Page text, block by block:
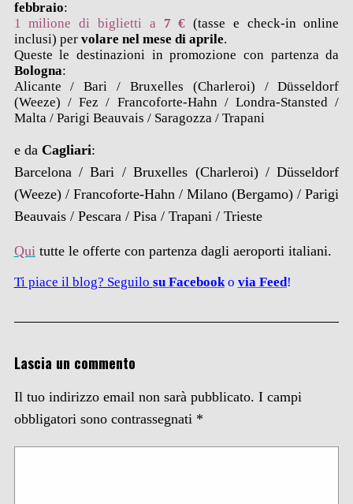
febbraio:
1 milione di biglietti a 7 € (tasse e check-in online
inclusi) per volare nel mese di aprile.
Queste le destinazioni in promozione con partenza da
Bologna:
Alicante / Bari / Bruxelles (Charleroi) / Düsseldorf
(Weeze) / Fez / Francoforte-Hahn / Londra-Stansted /
Malta / Parigi Beauvais / Saragozza / Trapani
e da Cagliari:
Barcelona / Bari / Bruxelles (Charleroi) / Düsseldorf
(Weeze) / Francoforte-Hahn / Milano (Bergamo) / Parigi
Beauvais / Pescara / Pisa / Trapani / Trieste
Quitutte le offerte con partenza dagli aeroporti italiani.
Ti piace il blog? Seguilo su Facebook o via Feed!
Lascia un commento
Il tuo indirizzo email non sarà pubblicato. I campi
obbligatori sono contrassegnati *